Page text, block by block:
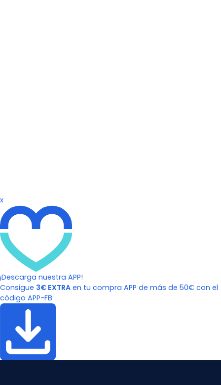
x
¡Descarga nuestra APP!
Consigue 3€ EXTRA en tu compra APP de más de 50€ con el
código APP-FB